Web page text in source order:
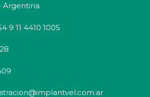
Argentina
9 11 4410 1005